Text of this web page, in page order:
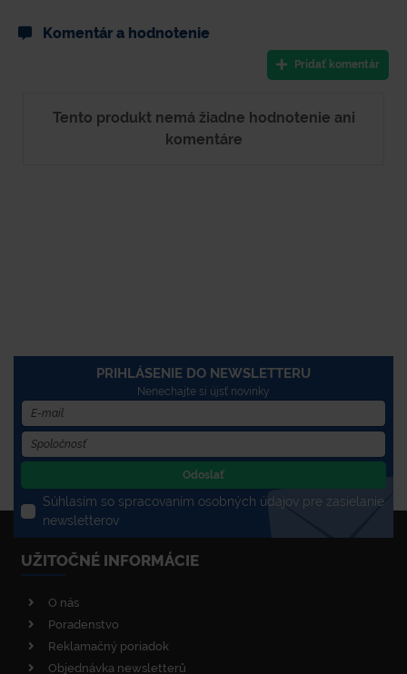
Komentár a hodnotenie
Pridať komentár
Tento produkt nemá žiadne hodnotenie ani
komentáre
PRIHLÁSENIE DO NEWSLETTERU
Nenechajte si újsť novinky
Odoslať
Súhlasím so spracovaním osobných údajov pre zasielanie
newsletterov
UŽITOČNÉ INFORMÁCIE
O nás
Poradenstvo
Reklamačný poriadok
Objednávka newsletterů